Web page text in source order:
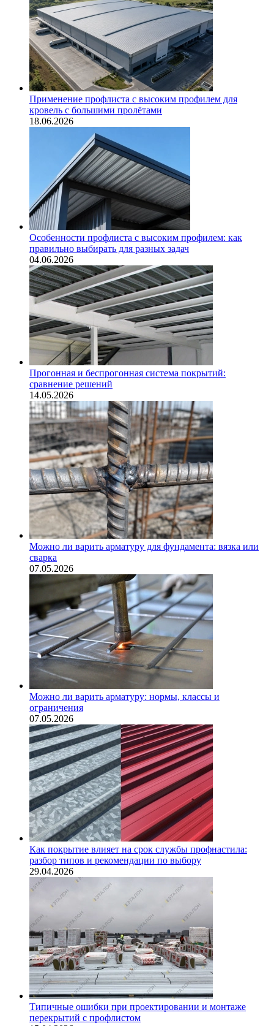
Применение профлиста с высоким профилем для
кровель с большими пролётами
18.06.2026
Особенности профлиста с высоким профилем: как
правильно выбирать для разных задач
04.06.2026
Прогонная и беспрогонная система покрытий:
сравнение решений
14.05.2026
Можно ли варить арматуру для фундамента: вязка или
сварка
07.05.2026
Можно ли варить арматуру: нормы, классы и
ограничения
07.05.2026
Как покрытие влияет на срок службы профнастила:
разбор типов и рекомендации по выбору
29.04.2026
Типичные ошибки при проектировании и монтаже
перекрытий с профлистом